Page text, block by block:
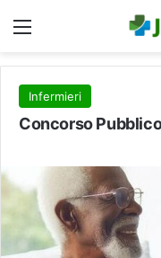
Menu
Infermieri
Concorso Pubblico